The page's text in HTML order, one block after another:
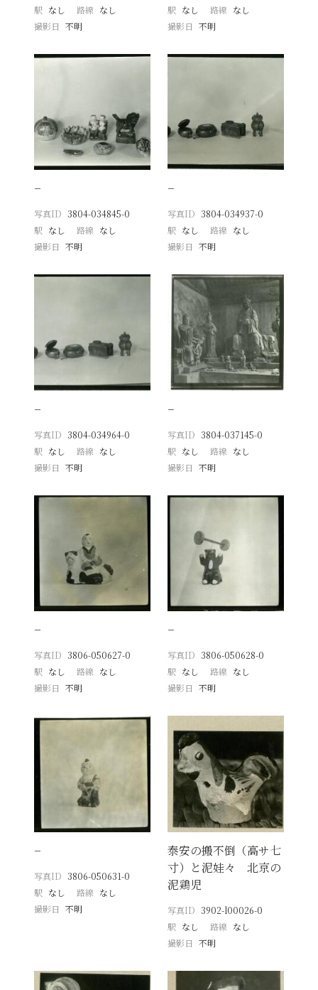
駅 なし 路線 なし
撮影日
不明
駅 なし 路線 なし
撮影日 不明
−
写真ID 3804-034845-0
駅 なし 路線 なし
撮影日
不明
−
写真ID 3804-034937-0
駅 なし 路線 なし
撮影日 不明
−
写真ID 3804-034964-0
駅 なし 路線 なし
撮影日
不明
−
写真ID 3804-037145-0
駅 なし 路線 なし
撮影日 不明
−
写真ID 3806-050627-0
駅 なし 路線 なし
撮影日
不明
−
写真ID 3806-050628-0
駅 なし 路線 なし
撮影日 不明
−
写真ID 3806-050631-0
駅 なし 路線 なし
撮影日
不明
泰安の搬不倒（高サ七
寸）と泥娃々 北京の
泥鶏児
写真ID 3902-l00026-0
駅 なし 路線 なし
撮影日 不明